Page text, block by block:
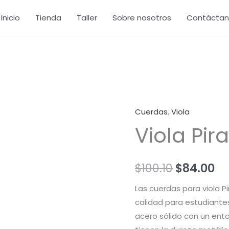
Inicio Tienda Taller Sobre nosotros
Cuerdas,Viola
Viola
$100.10
El
precio
original
$100.10.
$84.00
Las cuerdas para viola
calidad para
acero sólido con un